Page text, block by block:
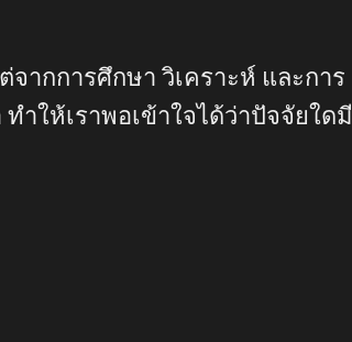
ากการศึกษา วิเคราะห์ และการ
ให้เราพอเข้าใจได้ว่าปัจจัยใดมี